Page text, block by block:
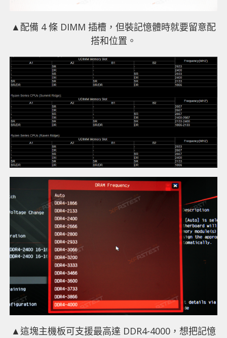
▲配備 4 條 DIMM 插槽，但裝記憶體時就要留意配
搭和位置。
▲這塊主機板可支援最高達 DDR4-4000，想把記憶